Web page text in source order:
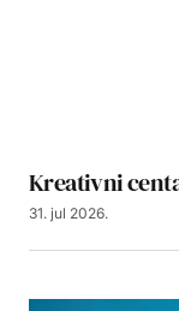
Kreativni
31. jul 2026.